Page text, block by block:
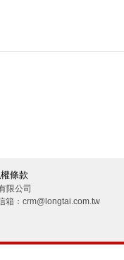
條款
限公司
：crm@longtai.com.tw